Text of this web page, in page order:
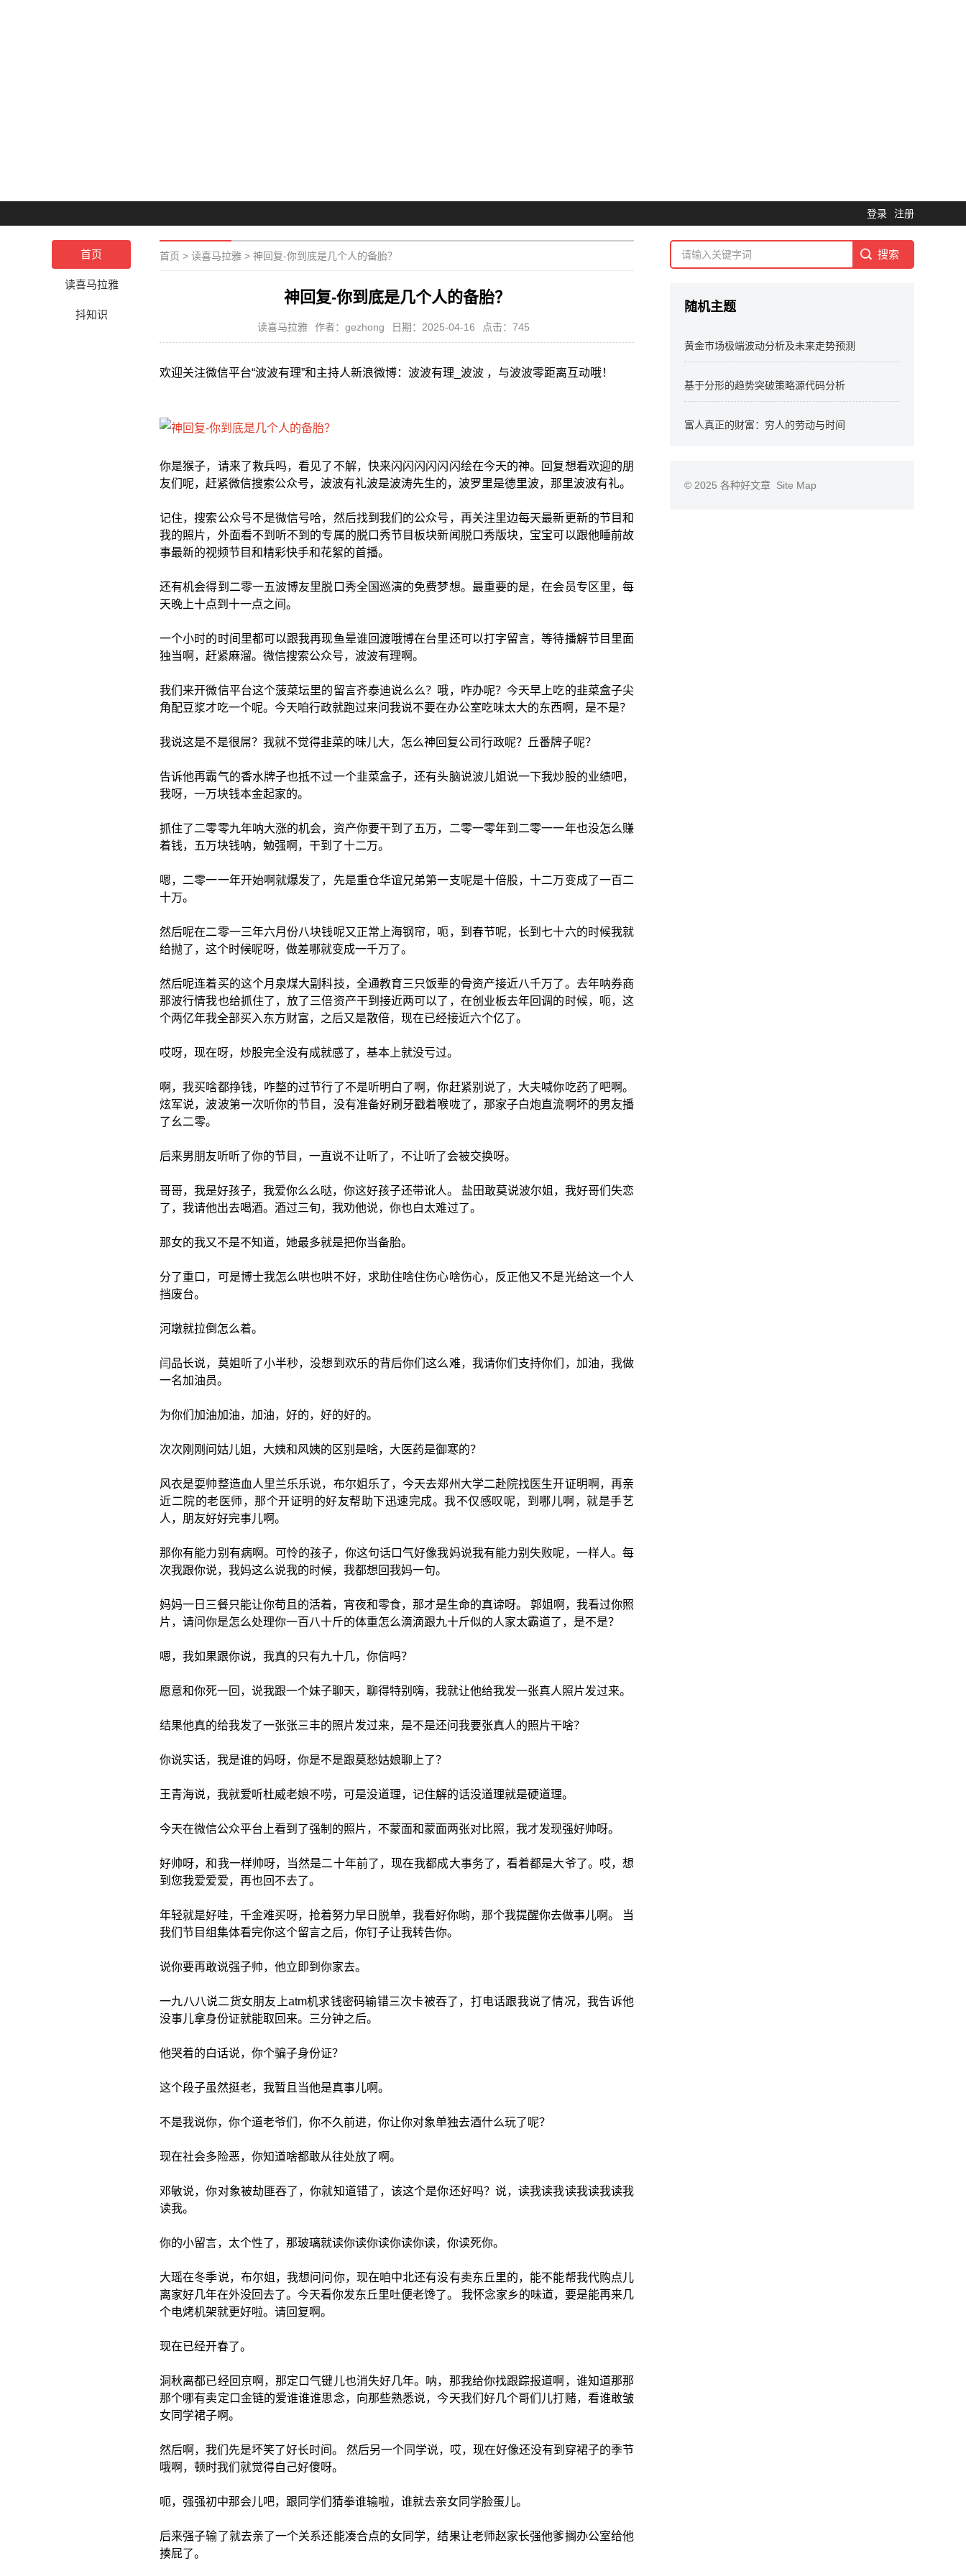
登录 注册
首页
读喜马拉雅
抖知识
首页 > 读喜马拉雅 > 神回复-你到底是几个人的备胎？
神回复-你到底是几个人的备胎？
读喜马拉雅 作者：gezhong 日期：2025-04-16 点击：745
欢迎关注微信平台“波波有理”和主持人新浪微博：波波有理_波波 ，与波波零距离互动哦！
你是猴子，请来了救兵吗，看见了不解，快来闪闪闪闪闪闪绘在今天的神。回复想看欢迎的朋
友们呢，赶紧微信搜索公众号，波波有礼波是波涛先生的，波罗里是德里波，那里波波有礼。
记住，搜索公众号不是微信号哈，然后找到我们的公众号，再关注里边每天最新更新的节目和
我的照片，外面看不到听不到的专属的脱口秀节目板块新闻脱口秀版块，宝宝可以跟他睡前故
事最新的视频节目和精彩快手和花絮的首播。
还有机会得到二零一五波博友里脱口秀全国巡演的免费梦想。最重要的是，在会员专区里，每
天晚上十点到十一点之间。
一个小时的时间里都可以跟我再现鱼晕谁回渡哦博在台里还可以打字留言，等待播解节目里面
独当啊，赶紧麻溜。微信搜索公众号，波波有理啊。
我们来开微信平台这个菠菜坛里的留言齐泰迪说么么？哦，咋办呢？今天早上吃的韭菜盒子尖
角配豆浆才吃一个呢。今天咱行政就跑过来问我说不要在办公室吃味太大的东西啊，是不是？
我说这是不是很屌？我就不觉得韭菜的味儿大，怎么神回复公司行政呢？丘番牌子呢？
告诉他再霸气的香水牌子也抵不过一个韭菜盒子，还有头脑说波儿姐说一下我炒股的业绩吧，
我呀，一万块钱本金起家的。
抓住了二零零九年呐大涨的机会，资产你要干到了五万，二零一零年到二零一一年也没怎么赚
着钱，五万块钱呐，勉强啊，干到了十二万。
嗯，二零一一年开始啊就爆发了，先是重仓华谊兄弟第一支呢是十倍股，十二万变成了一百二
十万。
然后呢在二零一三年六月份八块钱呢又正常上海钢帘，呃，到春节呢，长到七十六的时候我就
给抛了，这个时候呢呀，做差哪就变成一千万了。
然后呢连着买的这个月泉煤大副科技，全通教育三只饭辈的骨资产接近八千万了。去年呐券商
那波行情我也给抓住了，放了三倍资产干到接近两可以了，在创业板去年回调的时候，呃，这
个两亿年我全部买入东方财富，之后又是散倍，现在已经接近六个亿了。
哎呀，现在呀，炒股完全没有成就感了，基本上就没亏过。
啊，我买啥都挣钱，咋整的过节行了不是听明白了啊，你赶紧别说了，大夫喊你吃药了吧啊。
炫军说，波波第一次听你的节目，没有准备好刷牙戳着喉咙了，那家子白炮直流啊坏的男友播
了幺二零。
后来男朋友听听了你的节目，一直说不让听了，不让听了会被交换呀。
哥哥，我是好孩子，我爱你么么哒，你这好孩子还带讹人。 盐田敢莫说波尔姐，我好哥们失恋
了，我请他出去喝酒。酒过三旬，我劝他说，你也白太难过了。
那女的我又不是不知道，她最多就是把你当备胎。
分了重口，可是博士我怎么哄也哄不好，求助住啥住伤心啥伤心，反正他又不是光给这一个人
挡废台。
河墩就拉倒怎么着。
闫品长说，莫姐听了小半秒，没想到欢乐的背后你们这么难，我请你们支持你们，加油，我做
一名加油员。
为你们加油加油，加油，好的，好的好的。
次次刚刚问姑儿姐，大姨和风姨的区别是啥，大医药是御寒的？
风衣是耍帅整造血人里兰乐乐说，布尔姐乐了，今天去郑州大学二赴院找医生开证明啊，再亲
近二院的老医师，那个开证明的好友帮助下迅速完成。我不仅感叹呢，到哪儿啊，就是手艺
人，朋友好好完事儿啊。
那你有能力别有病啊。可怜的孩子，你这句话口气好像我妈说我有能力别失败呢，一样人。每
次我跟你说，我妈这么说我的时候，我都想回我妈一句。
妈妈一日三餐只能让你苟且的活着，宵夜和零食，那才是生命的真谛呀。 郭姐啊，我看过你照
片，请问你是怎么处理你一百八十斤的体重怎么滴滴跟九十斤似的人家太霸道了，是不是？
嗯，我如果跟你说，我真的只有九十几，你信吗？
愿意和你死一回，说我跟一个妹子聊天，聊得特别嗨，我就让他给我发一张真人照片发过来。
结果他真的给我发了一张张三丰的照片发过来，是不是还问我要张真人的照片干啥？
你说实话，我是谁的妈呀，你是不是跟莫愁姑娘聊上了？
王青海说，我就爱听杜威老娘不唠，可是没道理，记住解的话没道理就是硬道理。
今天在微信公众平台上看到了强制的照片，不蒙面和蒙面两张对比照，我才发现强好帅呀。
好帅呀，和我一样帅呀，当然是二十年前了，现在我都成大事务了，看着都是大爷了。哎，想
到您我爱爱爱，再也回不去了。
年轻就是好哇，千金难买呀，抢着努力早日脱单，我看好你哟，那个我提醒你去做事儿啊。 当
我们节目组集体看完你这个留言之后，你钉子让我转告你。
说你要再敢说强子帅，他立即到你家去。
一九八八说二货女朋友上atm机求钱密码输错三次卡被吞了，打电话跟我说了情况，我告诉他
没事儿拿身份证就能取回来。三分钟之后。
他哭着的白话说，你个骗子身份证？
这个段子虽然挺老，我暂且当他是真事儿啊。
不是我说你，你个道老爷们，你不久前进，你让你对象单独去酒什么玩了呢？
现在社会多险恶，你知道啥都敢从往处放了啊。
邓敏说，你对象被劫匪吞了，你就知道错了，该这个是你还好吗？说，读我读我读我读我读我
读我。
你的小留言，太个性了，那玻璃就读你读你读你读你读，你读死你。
大瑶在冬季说，布尔姐，我想问问你，现在咱中北还有没有卖东丘里的，能不能帮我代购点儿
离家好几年在外没回去了。今天看你发东丘里吐便老馋了。 我怀念家乡的味道，要是能再来几
个电烤机架就更好啦。请回复啊。
现在已经开春了。
洞秋离都已经回京啊，那定口气键儿也消失好几年。呐，那我给你找跟踪报道啊，谁知道那那
那个哪有卖定口金链的爱谁谁谁思念，向那些熟悉说，今天我们好几个哥们儿打赌，看谁敢皱
女同学裙子啊。
然后啊，我们先是坏笑了好长时间。 然后另一个同学说，哎，现在好像还没有到穿裙子的季节
哦啊，顿时我们就觉得自己好傻呀。
呃，强强初中那会儿吧，跟同学们猜拳谁输啦，谁就去亲女同学脸蛋儿。
后来强子输了就去亲了一个关系还能凑合点的女同学，结果让老师赵家长强他爹搁办公室给他
揍屁了。
随机主题
黄金市场极端波动分析及未来走势预测
基于分形的趋势突破策略源代码分析
富人真正的财富：穷人的劳动与时间
© 2025 各种好文章 Site Map